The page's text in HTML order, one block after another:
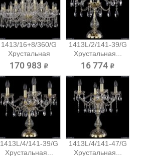
1413/16+8/360/G
Хрустальная
подвесная...
170 983 ₽
1413L/2/141-39/G
Хрустальная...
16 774 ₽
1413L/4/141-39/G
Хрустальная...
1413L/4/141-47/G
Хрустальная...